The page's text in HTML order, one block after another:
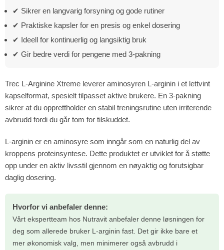
✔ Sikrer en langvarig forsyning og gode rutiner
✔ Praktiske kapsler for en presis og enkel dosering
✔ Ideell for kontinuerlig og langsiktig bruk
✔ Gir bedre verdi for pengene med 3-pakning
Trec L-Arginine Xtreme leverer aminosyren L-arginin i et lettvint
kapselformat, spesielt tilpasset aktive brukere. En 3-pakning
sikrer at du opprettholder en stabil treningsrutine uten irriterende
avbrudd fordi du går tom for tilskuddet.
L-arginin er en aminosyre som inngår som en naturlig del av
kroppens proteinsyntese. Dette produktet er utviklet for å støtte
opp under en aktiv livsstil gjennom en nøyaktig og forutsigbar
daglig dosering.
Hvorfor vi anbefaler denne:
Vårt ekspertteam hos Nutravit anbefaler denne løsningen for
deg som allerede bruker L-arginin fast. Det gir ikke bare et
mer økonomisk valg, men minimerer også avbrudd i